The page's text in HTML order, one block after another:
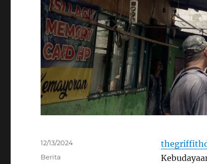
Posted
12/13/2024
Categories
Berita